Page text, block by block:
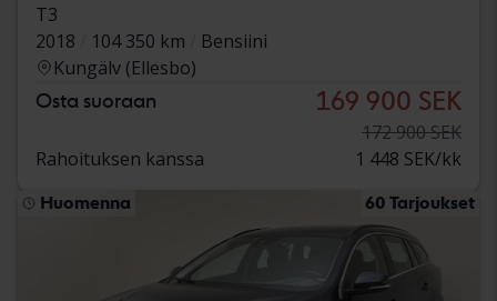
T3
2018
104 350 km
Bensiini
Kungälv (Ellesbo)
Osta suoraan 169 900 SEK
172 900 SEK
Rahoituksen kanssa
1 448 SEK/kk
Huomenna 60 Tarjoukset